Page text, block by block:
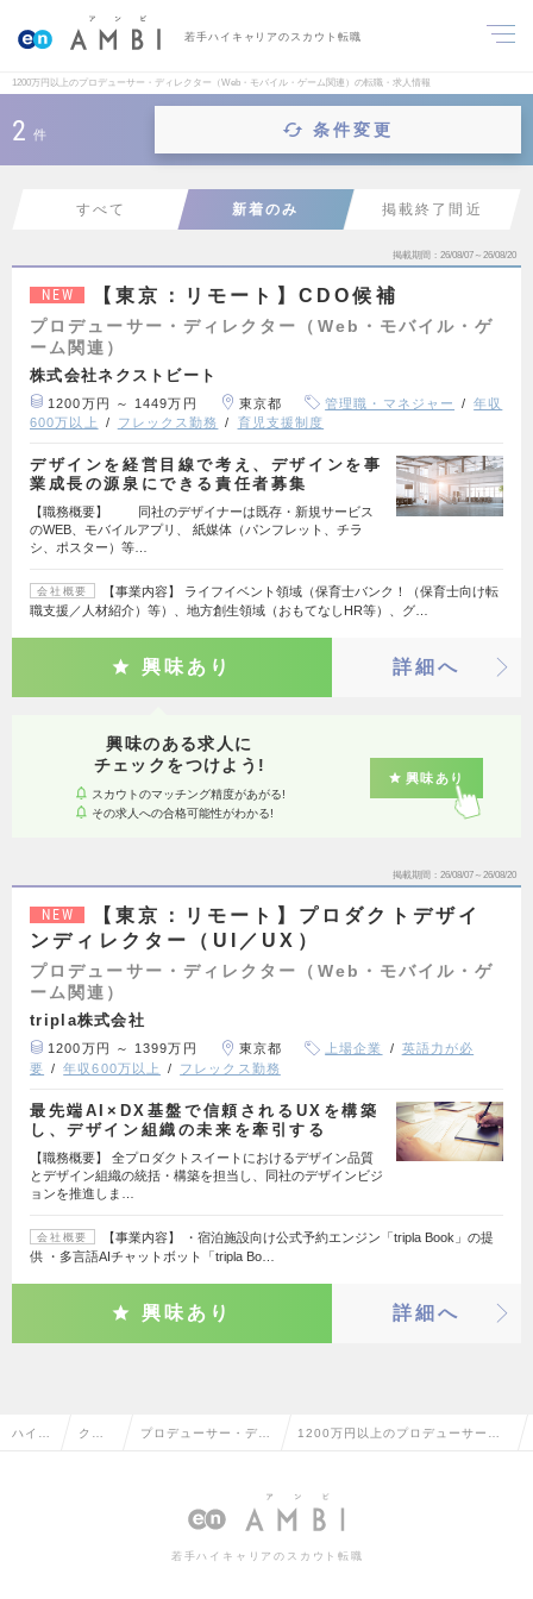
若手ハイキャリアのスカウト転職
1200万円以上のプロデューサー・ディレクター（Web・モバイル・ゲーム関連）の転職・求人情報
2 件 条件変更
すべて 新着のみ 掲載終了間近
掲載期間 26/08/07～26/08/20
NEW 【東京：リモート】CDO候補
プロデューサー・ディレクター（Web・モバイル・ゲ
ーム関連）
株式会社ネクストビート
1200万円 ～ 1449万円 東京都 管理職・マネジャー
年収
600万以上
フレックス勤務 育児支援制度
デザインを経営目線で考え、デザインを事
業成長の源泉にできる責任者募集
【職務概要】 同社のデザイナーは既存・新規サービス
のWEB、モバイルアプリ、 紙媒体（パンフレット、チラ
シ、ポスター）等…
会社概要
【事業内容】 ライフイベント領域（保育士バンク！（保育士向け転
職支援／人材紹介）等）、地方創生領域（おもてなしHR等）、グ…
興味あり 詳細へ
興味のある求人に
チェックをつけよう!
スカウトのマッチング精度があがる!
その求人への合格可能性がわかる!
興味あり
掲載期間 26/08/07～26/08/20
NEW
【東京：リモート】プロダクトデザイ
ンディレクター（UI／UX）
プロデューサー・ディレクター（Web・モバイル・ゲ
ーム関連）
tripla株式会社
1200万円 ～ 1399万円 東京都 上場企業
英語力が必
要
年収600万以上 フレックス勤務
最先端AI×DX基盤で信頼されるUXを構築
し、デザイン組織の未来を牽引する
【職務概要】 全プロダクトスイートにおけるデザイン品質
とデザイン組織の統括・構築を担当し、同社のデザインビジ
ョンを推進しま…
会社概要
【事業内容】 ・宿泊施設向け公式予約エンジン「tripla Book」の提
供 ・多言語AIチャットボット「tripla Bo…
興味あり 詳細へ
ハイク クリ プロデューサー・ディ
バイル・ゲーム関連）
1200万円以上のプロデューサー・
ーム関連）の転職・求人情報一覧
若手ハイキャリアのスカウト転職